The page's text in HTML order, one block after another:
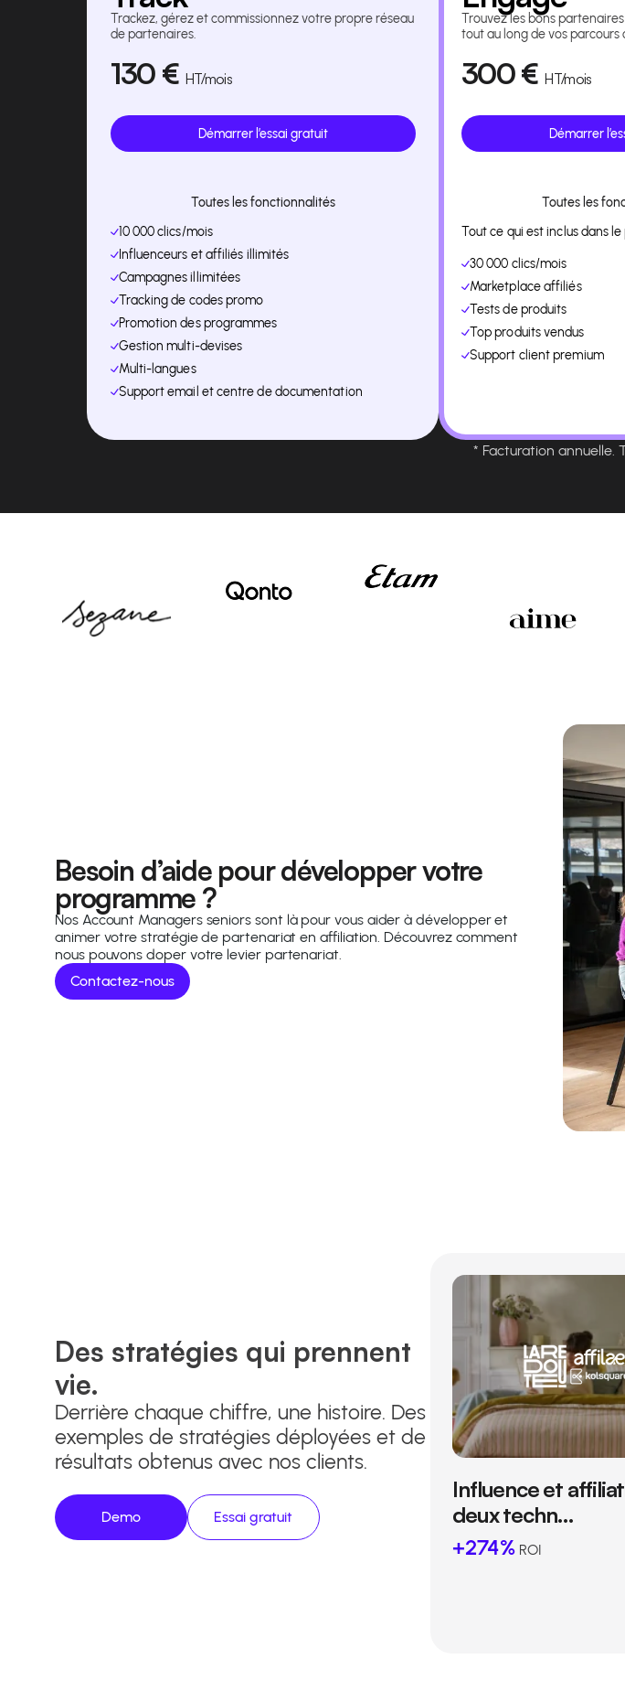
Trackez, gérez et commissionnez votre propre réseau
de partenaires.
130 € HT/mois
Démarrer l’essai gratuit
Toutes les fonctionnalités
10 000 clics/mois
Influenceurs et affiliés illimités
Campagnes illimitées
Tracking de codes promo
Promotion des programmes
Gestion multi-devises
Multi-langues
Support email et centre de documentation
Trouvez les bons
tout au long de vos parcours
300€HT/mois
Démarrer
Toutes les
Tout ce qui est inclus dans le
30 000 clics/mois
Marketplace affiliés
Tests de produits
Top produits vendus
Support client premium
* Facturation annuelle.
Besoin d’aide pour développer votre
programme ?
Nos Account Managers seniors sont là pour vous aider à développer et
animer votre stratégie de partenariat en affiliation. Découvrez comment
nous pouvons doper votre levier partenariat.
Contactez-nous
Des stratégies qui prennent
vie.
Derrière chaque chiffre, une histoire. Des
exemples de stratégies déployées et de
résultats obtenus avec nos clients.
Demo Essai gratuit
Influence et
deux techn…
+274% ROI